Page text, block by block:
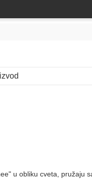
u obliku cveta, pružaju